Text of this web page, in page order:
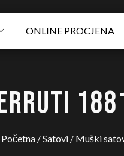
ONLINE PROCJENA
Početna/Satovi/ Muški